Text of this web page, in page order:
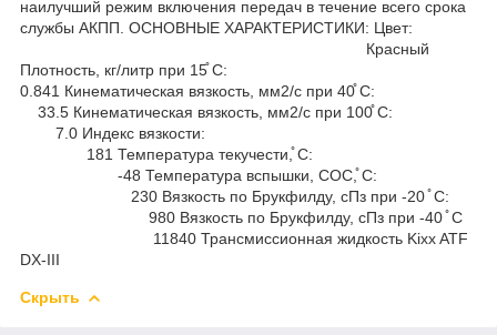
наилучший режим включения передач в течение всего срока
службы АКПП. ОСНОВНЫЕ ХАРАКТЕРИСТИКИ: Цвет:
Красный
Плотность, кг/литр при 15̊ C:
0.841 Кинематическая вязкость, мм2/с при 40̊ C:
33.5 Кинематическая вязкость, мм2/с при 100̊ C:
7.0 Индекс вязкости:
181 Температура текучести,̊ C:
-48 Температура вспышки, COC,̊ C:
230 Вязкость по Брукфилду, сПз при -20 ̊ C:
980 Вязкость по Брукфилду, сПз при -40 ̊ C
11840 Трансмиссионная жидкость Kixx ATF
DX-III
Скрыть